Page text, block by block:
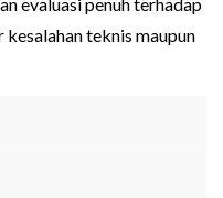
teknis maupun